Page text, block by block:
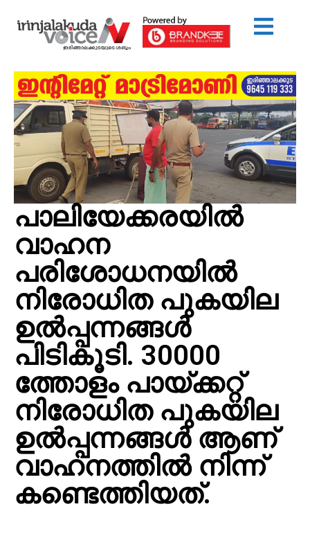
പാലിയേക്കരയിൽ
വാഹന
പരിശോധനയിൽ
നിരോധിത പുകയില
ഉൽപ്പന്നങ്ങൾ
പിടികൂടി. 30000
ത്തോളം പായ്ക്കറ്റ്
നിരോധിത പുകയില
ഉൽപ്പന്നങ്ങൾ ആണ്
വാഹനത്തിൽ നിന്ന്
കണ്ടെത്തിയത്.